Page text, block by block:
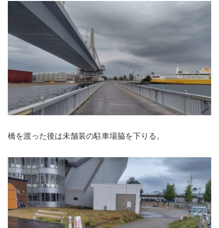
橋を渡った後は未舗装の駐車場脇を下りる。